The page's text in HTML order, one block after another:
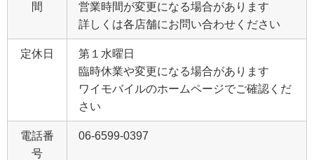
間
営業時間が変更になる場合があります
詳しくは各店舗にお問い合わせください
定休日
第１水曜日
臨時休業や変更になる場合があります
ワイモバイルのホームページでご確認くだ
さい
電話番
号
06-6599-0397